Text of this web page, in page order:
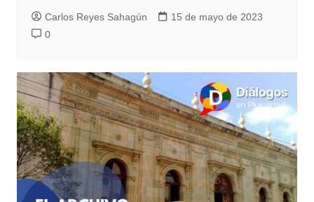
Carlos Reyes Sahagún
15 de mayo de 2023
0